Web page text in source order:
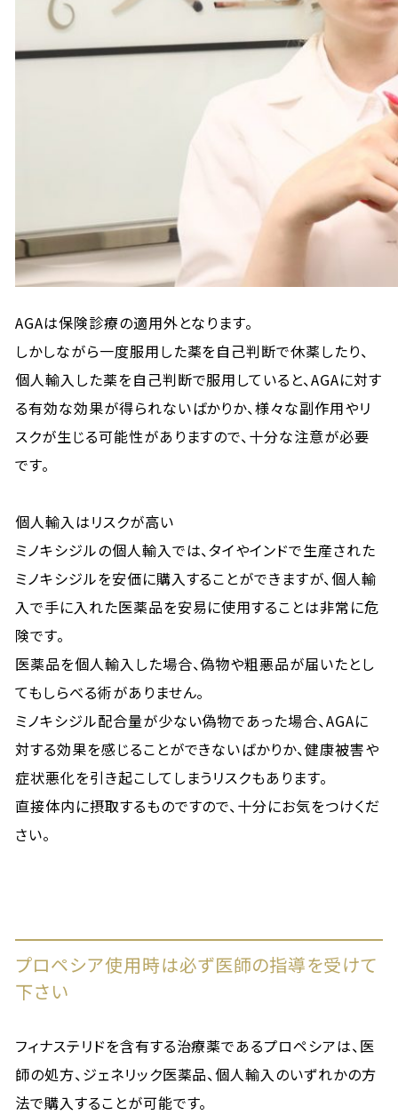
AGAは保険診療の適用外となります。
しかしながら一度服用した薬を自己判断で休薬したり、
個人輸入した薬を自己判断で服用していると、AGAに対す
る有効な効果が得られないばかりか、様々な副作用やリ
スクが生じる可能性がありますので、十分な注意が必要
です。
個人輸入はリスクが高い
ミノキシジルの個人輸入では、タイやインドで生産された
ミノキシジルを安価に購入することができますが、個人輸
入で手に入れた医薬品を安易に使用することは非常に危
険です。
医薬品を個人輸入した場合、偽物や粗悪品が届いたとし
てもしらべる術がありません。
ミノキシジル配合量が少ない偽物であった場合、AGAに
対する効果を感じることができないばかりか、健康被害や
症状悪化を引き起こしてしまうリスクもあります。
直接体内に摂取するものですので、十分にお気をつけくだ
さい。
プロペシア使用時は必ず医師の指導を受けて
下さい
フィナステリドを含有する治療薬であるプロペシアは、医
師の処方、ジェネリック医薬品、個人輸入のいずれかの方
法で購入することが可能です。